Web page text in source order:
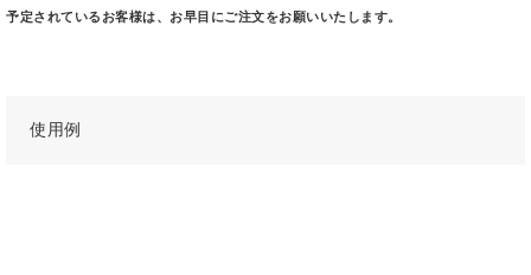
予定されているお客様は、お早目にご注文をお願いいたします。
使用例